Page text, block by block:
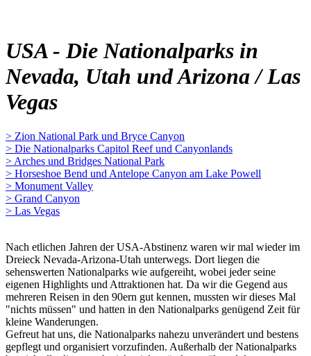
USA - Die Nationalparks in
Nevada, Utah und Arizona / Las
Vegas
> Zion National Park und Bryce Canyon
> Die Nationalparks Capitol Reef und Canyonlands
> Arches und Bridges National Park
> Horseshoe Bend und Antelope Canyon am Lake Powell
> Monument Valley
> Grand Canyon
> Las Vegas
Nach etlichen Jahren der USA-Abstinenz waren wir mal wieder im
Dreieck Nevada-Arizona-Utah unterwegs. Dort liegen die
sehenswerten Nationalparks wie aufgereiht, wobei jeder seine
eigenen Highlights und Attraktionen hat. Da wir die Gegend aus
mehreren Reisen in den 90ern gut kennen, mussten wir dieses Mal
"nichts müssen" und hatten in den Nationalparks genügend Zeit für
kleine Wanderungen.
Gefreut hat uns, die Nationalparks nahezu unverändert und bestens
gepflegt und organisiert vorzufinden. Außerhalb der Nationalparks